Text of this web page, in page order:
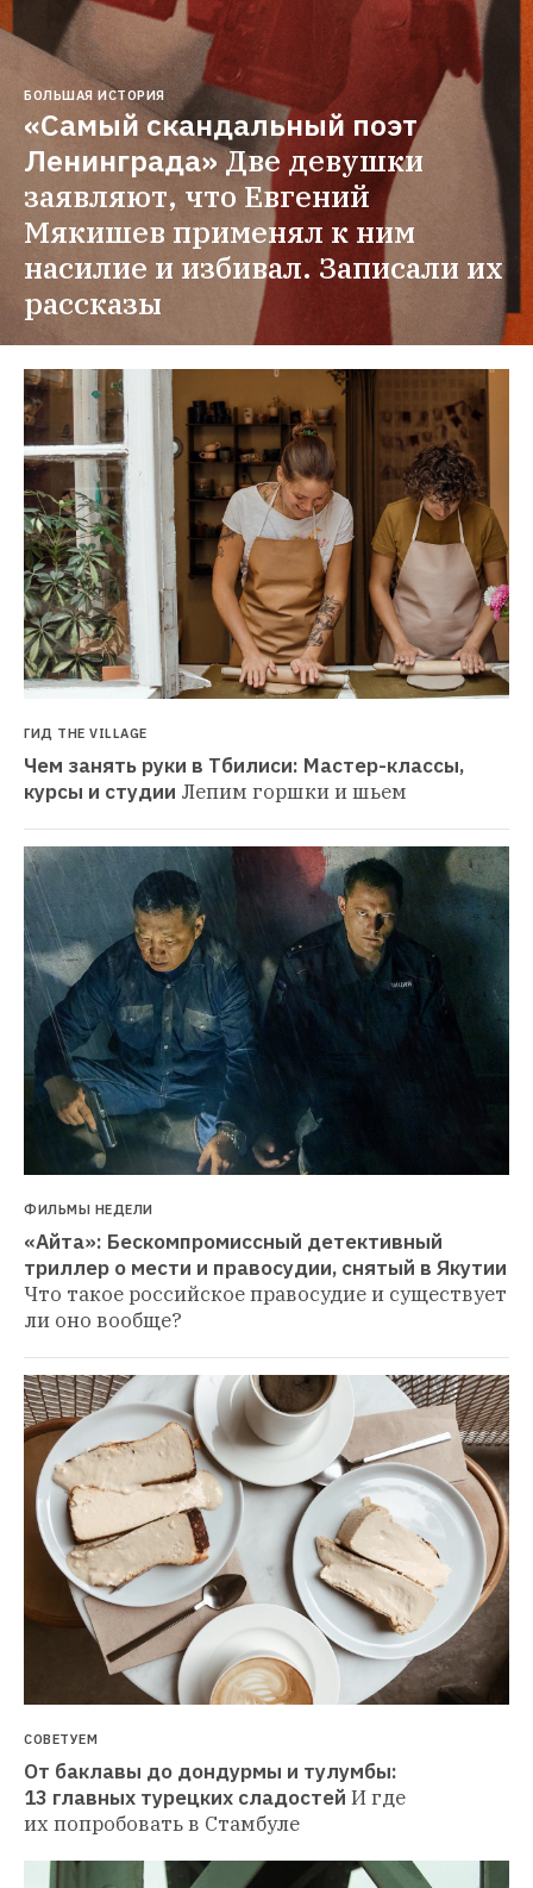
БОЛЬШАЯ ИСТОРИЯ
«Самый скандальный поэт
Ленинграда»Две девушки
заявляют, что Евгений
Мякишев применял к ним
насилие и избивал. Записали их
рассказы
ГИД THE VILLAGE
Чем занять руки в Тбилиси: Мастер-классы,
курсы и студии Лепим горшки и шьем
ФИЛЬМЫ НЕДЕЛИ
«Айта»: Бескомпромиссный детективный
триллер о мести и правосудии, снятый в Якутии
Что такое российское правосудие и существует
ли оно вообще?
СОВЕТУЕМ
От баклавы до дондурмы и тулумбы:
13 главных турецких сладостей И где
их попробовать в Стамбуле